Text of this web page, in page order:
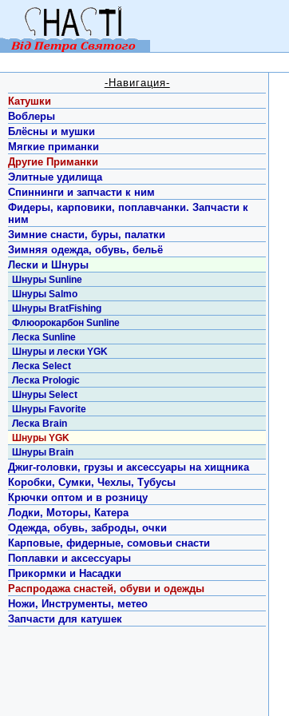
-Навигация-
Катушки
Воблеры
Блёсны и мушки
Мягкие приманки
Другие Приманки
Элитные удилища
Спиннинги и запчасти к ним
Фидеры, карповики, поплавчанки. Запчасти к
ним
Зимние снасти, буры, палатки
Зимняя одежда, обувь, бельё
Лески и Шнуры
Шнуры Sunline
Шнуры Salmo
Шнуры BratFishing
Флюорокарбон Sunline
Леска Sunline
Шнуры и лески YGK
Леска Select
Леска Prologic
Шнуры Select
Шнуры Favorite
Леска Brain
Шнуры YGK
Шнуры Brain
Джиг-головки, грузы и аксессуары на хищника
Коробки, Сумки, Чехлы, Тубусы
Крючки оптом и в розницу
Лодки, Моторы, Катера
Одежда, обувь, заброды, очки
Карповые, фидерные, сомовьи снасти
Поплавки и аксессуары
Прикормки и Насадки
Распродажа снастей, обуви и одежды
Ножи, Инструменты, метео
Запчасти для катушек